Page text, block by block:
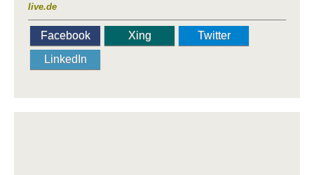
live.de
Facebook Xing
Twitter
LinkedIn